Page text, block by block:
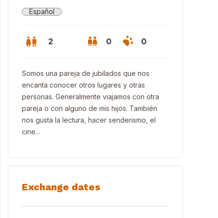
Español
2 0 0
Somos una pareja de jubilados que nos
encanta conocer otros lugares y otras
personas. Generalmente viajamos con otra
pareja o con alguno de mis hijos. También
nos gusta la lectura, hacer senderismo, el
cine...
Exchange dates